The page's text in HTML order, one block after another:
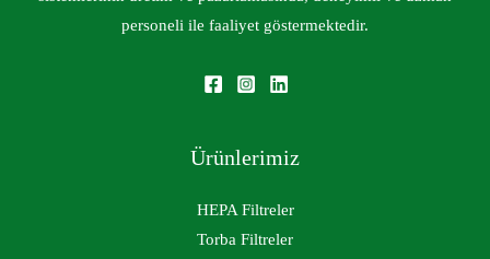
personeli ile faaliyet göstermektedir.
Ürünlerimiz
HEPA Filtreler
Torba Filtreler